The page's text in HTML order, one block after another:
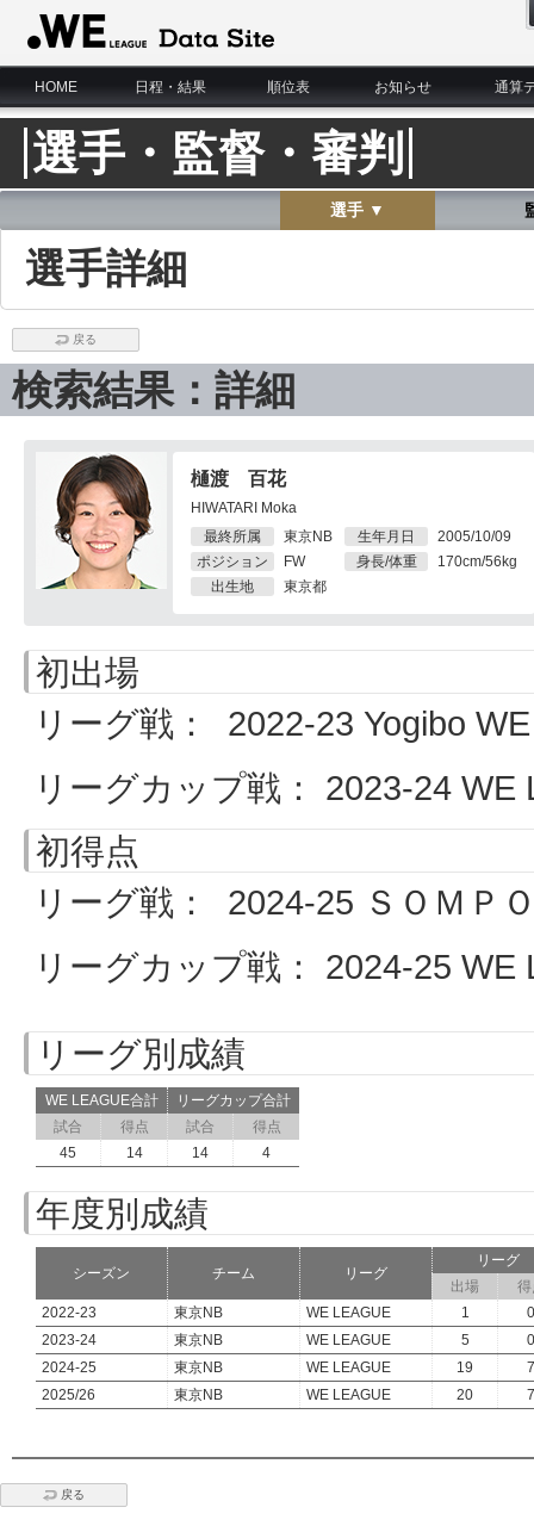
WE LEAGUE Data Site
HOME
日程・結果 順位表 お知らせ 通算
選手・監督・審判
選手 ▼
選手詳細
戻る
検索結果：詳細
樋渡 百花
HIWATARI Moka
最終所属
東京NB
ポジション
FW
出生地
東京都
生年月日
2005/10/09
身長/体重
170cm/56kg
初出場
リーグ戦： 2022-23 Yogibo
リーグカップ戦： 2023-24
初得点
リーグ戦： 2024-25 ＳＯＭＰ
リーグカップ戦： 2024-25
リーグ別成績
WE LEAGUE合計
リーグカップ合計
試合
得点 試合
得点
45
14 14 4
年度別成績
シーズン チーム リーグ
リーグ
出場
得
2022-23
東京NB WE LEAGUE 1
0
2023-24
東京NB WE LEAGUE 5
0
2024-25
東京NB WE LEAGUE 19
7
2025/26
東京NB WE LEAGUE 20 7
戻る